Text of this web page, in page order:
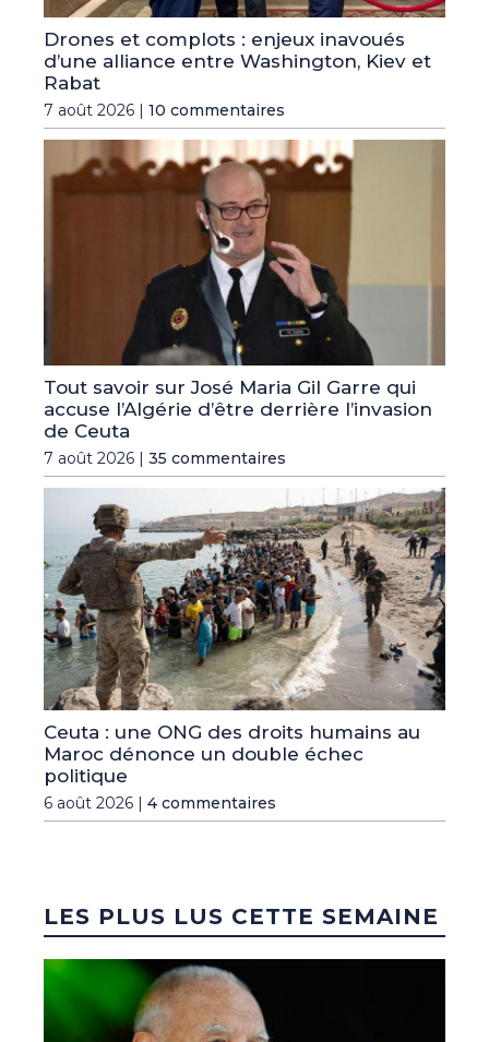
Drones et complots : enjeux inavoués
d’une alliance entre Washington, Kiev et
Rabat
7 août 2026 | 10 commentaires
Tout savoir sur José Maria Gil Garre qui
accuse l’Algérie d’être derrière l’invasion
de Ceuta
7 août 2026 | 35 commentaires
Ceuta : une ONG des droits humains au
Maroc dénonce un double échec
politique
6 août 2026 | 4 commentaires
LES PLUS LUS CETTE SEMAINE